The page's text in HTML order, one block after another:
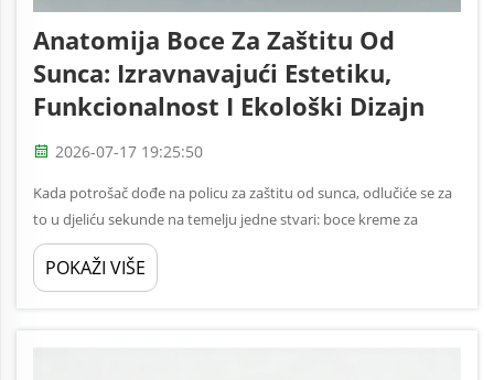
Anatomija Boce Za Zaštitu Od
Sunca: Izravnavajući Estetiku,
Funkcionalnost I Ekološki Dizajn
2026-07-17 19:25:50
Kada potrošač dođe na policu za zaštitu od sunca, odlučiće se za
to u djeliću sekunde na temelju jedne stvari: boce kreme za
sunčanje ispred njega. Oblik, boja, dodir ruku od toga ovisi hoće li
se vaš proizvod odabrati ili proći. Za brend...
POKAŽI VIŠE